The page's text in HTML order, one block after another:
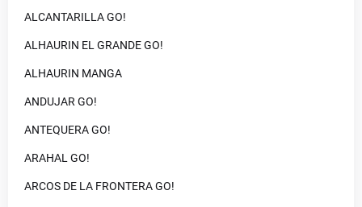
ALCANTARILLA GO!
ALHAURIN EL GRANDE GO!
ALHAURIN MANGA
ANDUJAR GO!
ANTEQUERA GO!
ARAHAL GO!
ARCOS DE LA FRONTERA GO!